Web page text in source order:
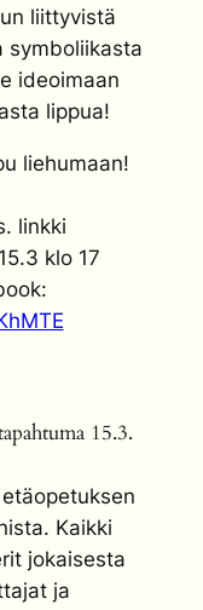
liittyvistä
symboliikasta
ideoimaan
lippua!
liehumaan!
linkki
klo 17
15.3.
Kaikki
jokaisesta
ja